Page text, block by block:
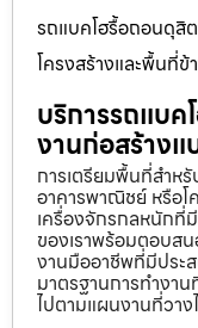
รถแบคโฮรื้อถอนดุสิ
โครงสร้างและพื้นที่ข้
บริการรถแบค
งานก่อสร้าง
การเตรียมพื้นที่สำหรั
อาคารพาณิชย์ หรือโ
เครื่องจักรกลหนักที่
ของเราพร้อมตอบส
งานมืออาชีพที่มีประ
มาตรฐานการทำงา
ไปตามแผนงานที่วาง